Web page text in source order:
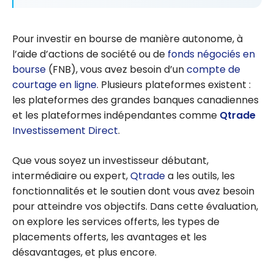
Pour investir en bourse de manière autonome, à
l’aide d’actions de société ou de fonds négociés en
bourse (FNB), vous avez besoin d’uncompte de
courtage en ligne. Plusieurs plateformes existent :
les plateformes des grandes banques canadiennes
et les plateformes indépendantes comme Qtrade
Investissement Direct.
Que vous soyez un investisseur débutant,
intermédiaire ou expert,Qtradea les outils, les
fonctionnalités et le soutien dont vous avez besoin
pour atteindre vos objectifs. Dans cette évaluation,
on explore les services offerts, les types de
placements offerts, les avantages et les
désavantages, et plus encore.